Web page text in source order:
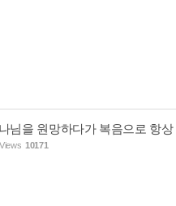
님을 원망하다가 복음으로 항
Views 10171